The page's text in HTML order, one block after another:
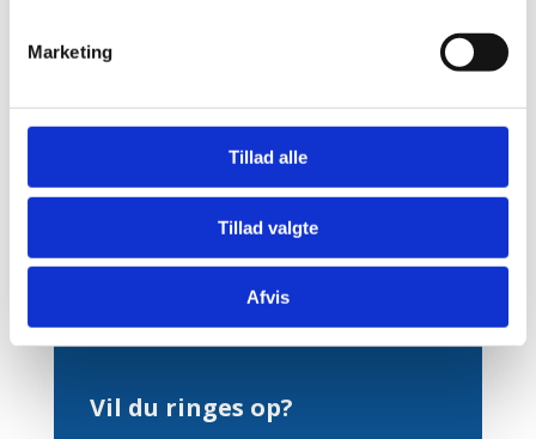
Marketing
Tillad alle
Tillad valgte
Afvis
Mange års erfaring
Kvalificeret udenlandsk arbejdstkraft
Vores vikarer har gode vilkår
Vil du ringes op?